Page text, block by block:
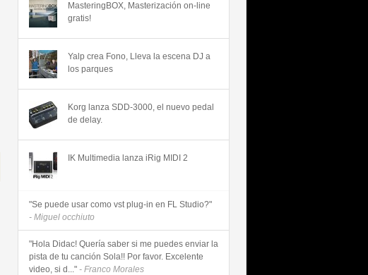
MasteringBOX, Masterización on-line
gratis!
Yalp crea Fono, Lleva la escena DJ a
los parques
Korg lanza SDD-3000, el nuevo pedal
de delay.
IK Multimedia lanza iRig MIDI 2
"Se puede usar como vst plug-in en FL Studio?"
- Miguel occhiuto
"Hola Didac! Quería saber si me puedes enviar la
pista de tu canción Sola!! Por favor. Excelente
video, si d..." - Franco Morales